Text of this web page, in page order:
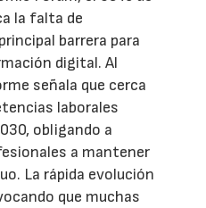
la falta de
barrera para
digital. Al
señala que cerca
laborales
obligando a
a mantener
La rápida evolución
que muchas